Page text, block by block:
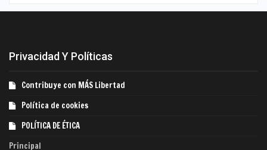
Privacidad Y Políticas
Contribuye con MÁS Libertad
Política de cookies
POLÍTICA DE ÉTICA
Principal